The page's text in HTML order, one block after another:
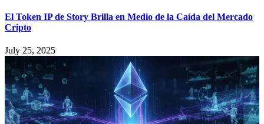
El Token IP de Story Brilla en Medio de la Caída del Mercado
Cripto
July 25, 2025